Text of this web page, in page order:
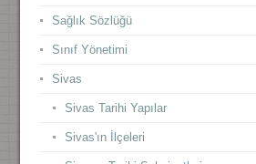
Sağlık Sözlüğü
Sınıf Yönetimi
Sivas
Sivas Tarihi Yapılar
Sivas'ın İlçeleri